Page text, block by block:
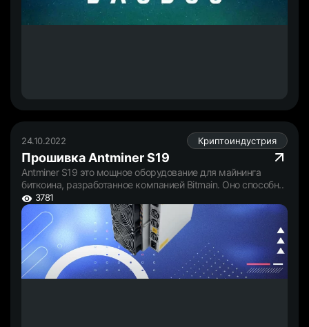
24.10.2022 Криптоиндустрия
Прошивка Antminer S19
Antminer S19 это мощное оборудование для майнинга
биткоина, разработанное компанией Bitmain. Оно способн..
3781